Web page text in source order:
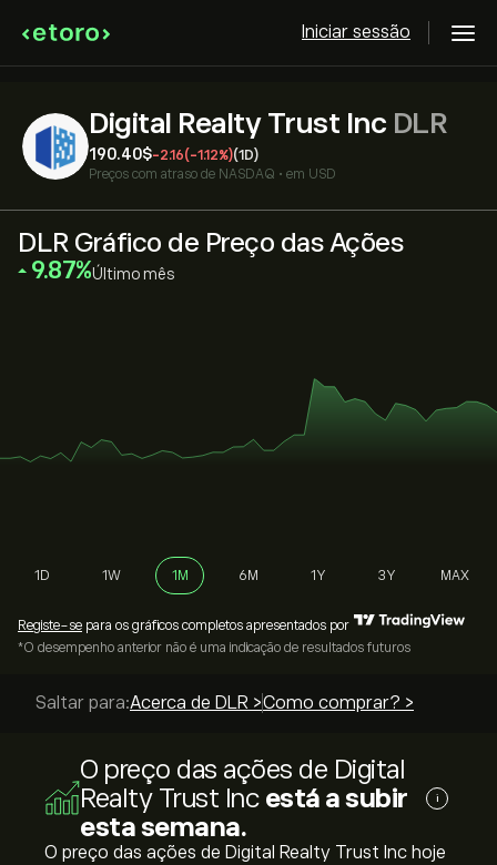
Iniciar sessão
Digital Realty Trust Inc DLR
190.40‎$‎-2.16(-1.12%)(1D)
Preços com atraso de NASDAQ • em USD
DLR Gráfico de Preço das Ações
‎9.87‎ Último mês
1D 1W 1M 6M 1Y 3Y MAX
Registe-se para os gráficos completos apresentados por
*O desempenho anterior não é uma indicação de resultados futuros
Saltar para:Acerca de DLR >Como comprar? >
O preço das ações de Digital
Realty Trust Inc está a subir
esta semana.
i
O preço das ações de Digital Realty Trust Inc hoje